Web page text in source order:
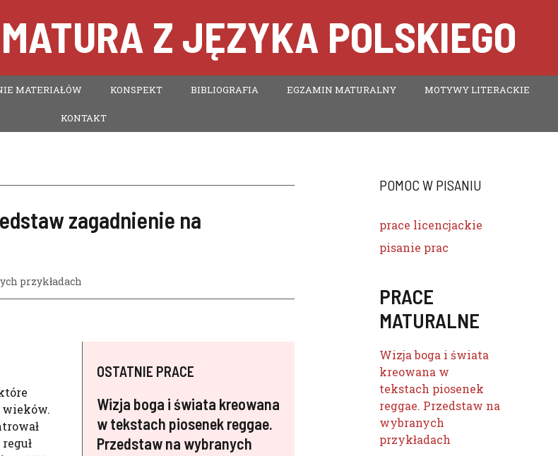
Z JĘZYKA POLSKIEGO
MATERIAŁÓW KONSPEKT BIBLIOGRAFIA EGZAMIN MATURALNY MOTYWY LITERACKIE
KONTAKT
zagadnienie na
przykładach
wieków.
OSTATNIE PRACE
Wizja boga i świata kreowana
w tekstach piosenek reggae.
Przedstaw na wybranych
POMOC W PISANIU
prace licencjackie
pisanie prac
PRACE
MATURALNE
Wizja boga i świata
kreowana w
tekstach piosenek
reggae. Przedstaw na
wybranych
przykładach